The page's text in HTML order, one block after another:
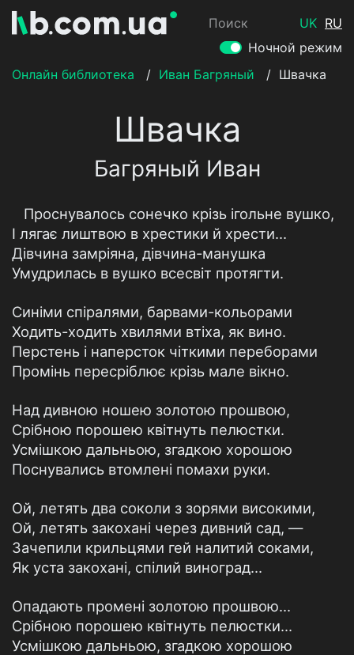
Поиск UK RU
Ночной режим
Онлайн библиотека
/ Иван Багряный / Швачка
Швачка
Багряный Иван
Проснувалось сонечко крізь ігольне вушко,
І лягає лиштвою в хрестики й хрести...
Дівчина замріяна, дівчина-манушка
Умудрилась в вушко всесвіт протягти.
Синіми спіралями, барвами-кольорами
Ходить-ходить хвилями втіха, як вино.
Перстень і наперсток чіткими переборами
Промінь пересріблює крізь мале вікно.
Над дивною ношею золотою прошвою,
Срібною порошею квітнуть пелюстки.
Усмішкою дальньою, згадкою хорошою
Поснувались втомлені помахи руки.
Ой, летять два соколи з зорями високими,
Ой, летять закохані через дивний сад, —
Зачепили крильцями гей налитий соками,
Як уста закохані, спілий виноград...
Опадають промені золотою прошвою...
Срібною порошею квітнуть пелюстки...
Усмішкою дальньою, згадкою хорошою